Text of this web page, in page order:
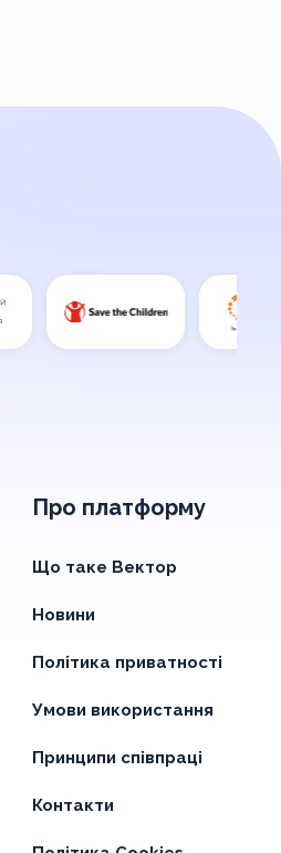
Про платформу
Що таке Вектор
Новини
Політика приватності
Умови використання
Принципи співпраці
Контакти